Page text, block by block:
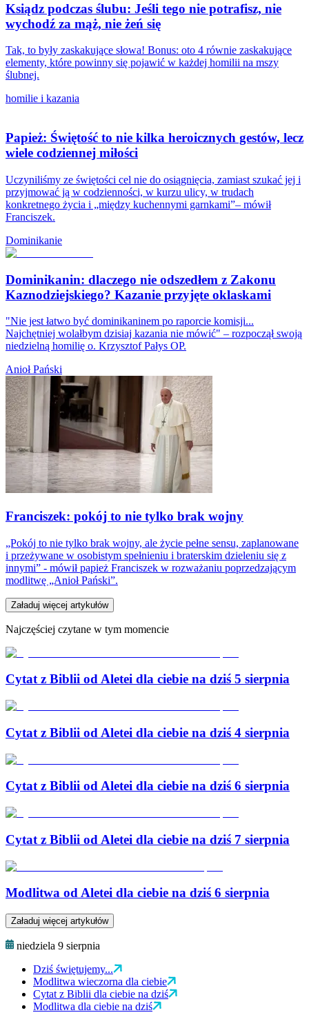
Ksiądz podczas ślubu: Jeśli tego nie potrafisz, nie
wychodź za mąż, nie żeń się
Tak, to były zaskakujące słowa! Bonus: oto 4 równie zaskakujące
elementy, które powinny się pojawić w każdej homilii na mszy
ślubnej.
homilie i kazania
Papież: Świętość to nie kilka heroicznych gestów, lecz
wiele codziennej miłości
Uczyniliśmy ze świętości cel nie do osiągnięcia, zamiast szukać jej i
przyjmować ją w codzienności, w kurzu ulicy, w trudach
konkretnego życia i „między kuchennymi garnkami”– mówił
Franciszek.
Dominikanie
Dominikanin: dlaczego nie odszedłem z Zakonu
Kaznodziejskiego? Kazanie przyjęte oklaskami
"Nie jest łatwo być dominikaninem po raporcie komisji...
Najchętniej wolałbym dzisiaj kazania nie mówić" – rozpoczął swoją
niedzielną homilię o. Krzysztof Pałys OP.
Anioł Pański
Franciszek: pokój to nie tylko brak wojny
„Pokój to nie tylko brak wojny, ale życie pełne sensu, zaplanowane
i przeżywane w osobistym spełnieniu i braterskim dzieleniu się z
innymi” - mówił papież Franciszek w rozważaniu poprzedzającym
modlitwę „Anioł Pański”.
Załaduj więcej artykułów
Najczęściej czytane w tym momencie
Cytat z Biblii od Aletei dla ciebie na dziś 5 sierpnia
Cytat z Biblii od Aletei dla ciebie na dziś 4 sierpnia
Cytat z Biblii od Aletei dla ciebie na dziś 6 sierpnia
Cytat z Biblii od Aletei dla ciebie na dziś 7 sierpnia
Modlitwa od Aletei dla ciebie na dziś 6 sierpnia
Załaduj więcej artykułów
niedziela 9 sierpnia
Dziś świętujemy...
Modlitwa wieczorna dla ciebie
Cytat z Biblii dla ciebie na dziś
Modlitwa dla ciebie na dziś